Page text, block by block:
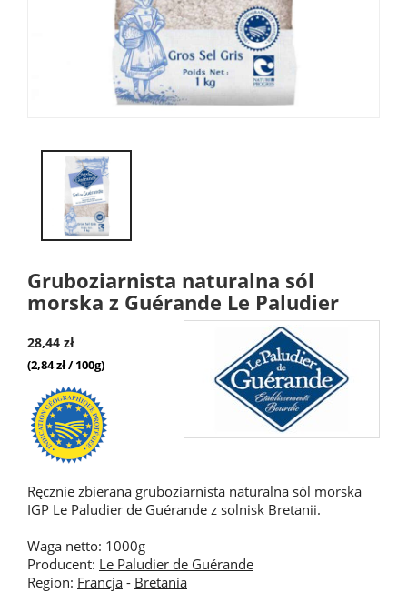
Gruboziarnista naturalna sól
morska z Guérande Le Paludier
28,44 zł
(2,84 zł / 100g)
Ręcznie zbierana gruboziarnista naturalna sól morska
IGP Le Paludier de Guérande z solnisk Bretanii.
Waga netto: 1000g
Producent: Le Paludier de Guérande
Region: Francja - Bretania